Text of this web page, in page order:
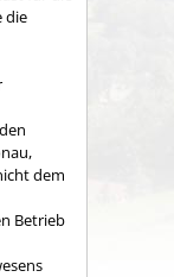
die
dem
Betrieb